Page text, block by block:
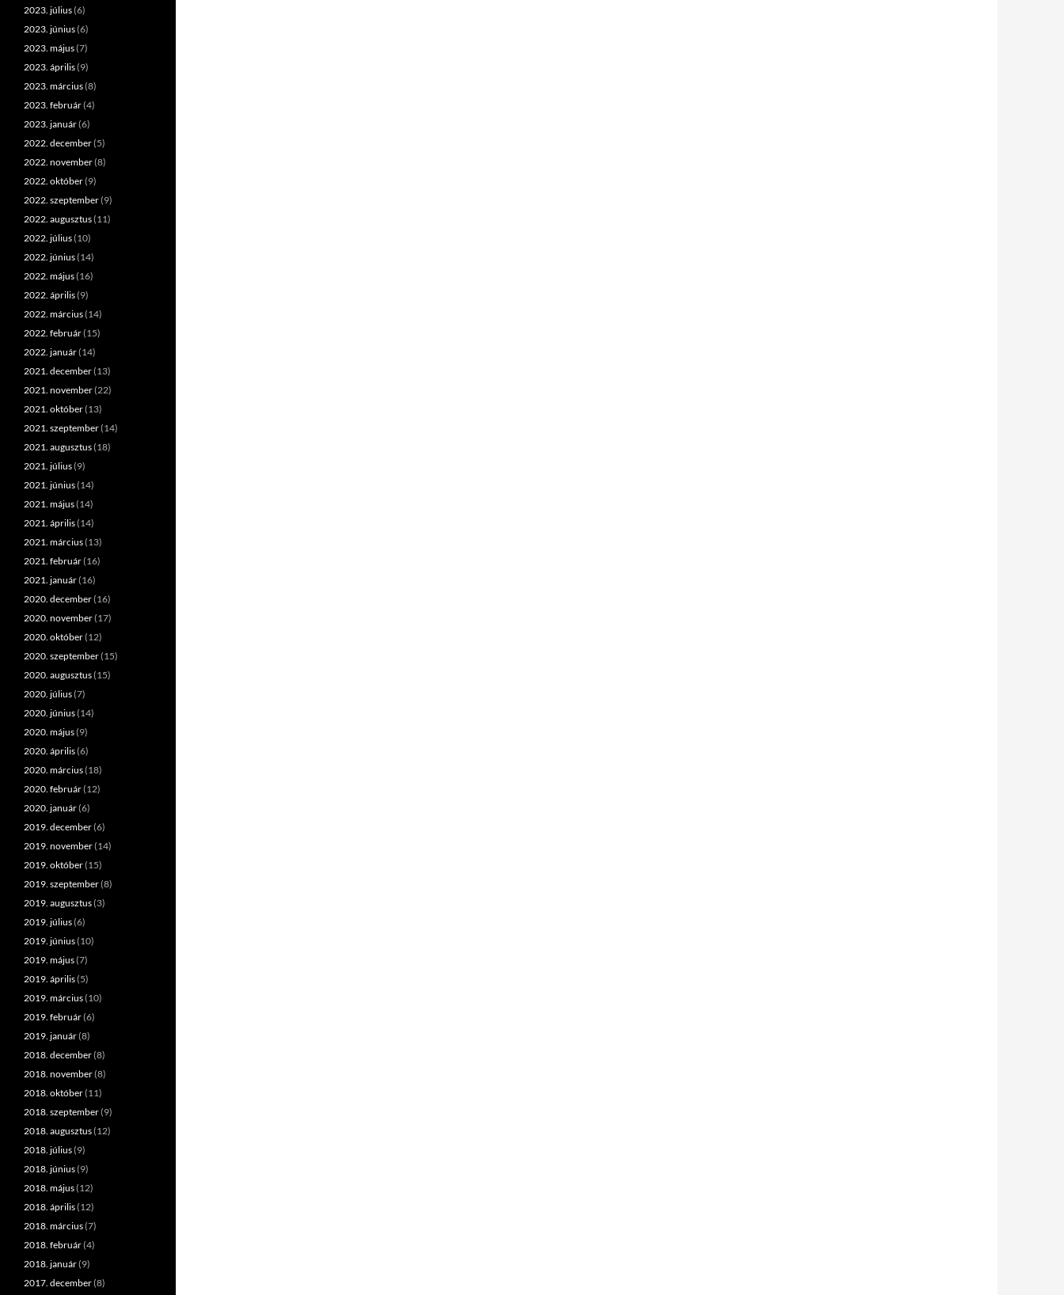
2023. július(6)
2023. június(6)
2023. május(7)
2023. április(9)
2023. március(8)
2023. február(4)
2023. január(6)
2022. december(5)
2022. november(8)
2022. október(9)
2022. szeptember(9)
2022. augusztus(11)
2022. július(10)
2022. június(14)
2022. május(16)
2022. április(9)
2022. március(14)
2022. február(15)
2022. január(14)
2021. december(13)
2021. november(22)
2021. október(13)
2021. szeptember(14)
2021. augusztus(18)
2021. július(9)
2021. június(14)
2021. május(14)
2021. április(14)
2021. március(13)
2021. február(16)
2021. január(16)
2020. december(16)
2020. november(17)
2020. október(12)
2020. szeptember(15)
2020. augusztus(15)
2020. július(7)
2020. június(14)
2020. május(9)
2020. április(6)
2020. március(18)
2020. február(12)
2020. január(6)
2019. december(6)
2019. november(14)
2019. október(15)
2019. szeptember(8)
2019. augusztus(3)
2019. július(6)
2019. június(10)
2019. május(7)
2019. április(5)
2019. március(10)
2019. február(6)
2019. január(8)
2018. december(8)
2018. november(8)
2018. október(11)
2018. szeptember(9)
2018. augusztus(12)
2018. július(9)
2018. június(9)
2018. május(12)
2018. április(12)
2018. március(7)
2018. február(4)
2018. január(9)
2017. december(8)